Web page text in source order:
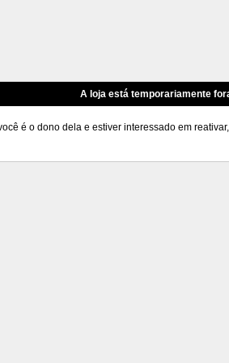
A loja está temporariamente
é o dono dela e estiver interessado em